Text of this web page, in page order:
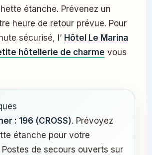
étanche. Prévenez un
heure de retour prévue. Pour
sécurisé, l’ Hôtel Le Marina
hôtellerie de charme vous
: 196 (CROSS). Prévoyez
étanche pour votre
de secours ouverts sur